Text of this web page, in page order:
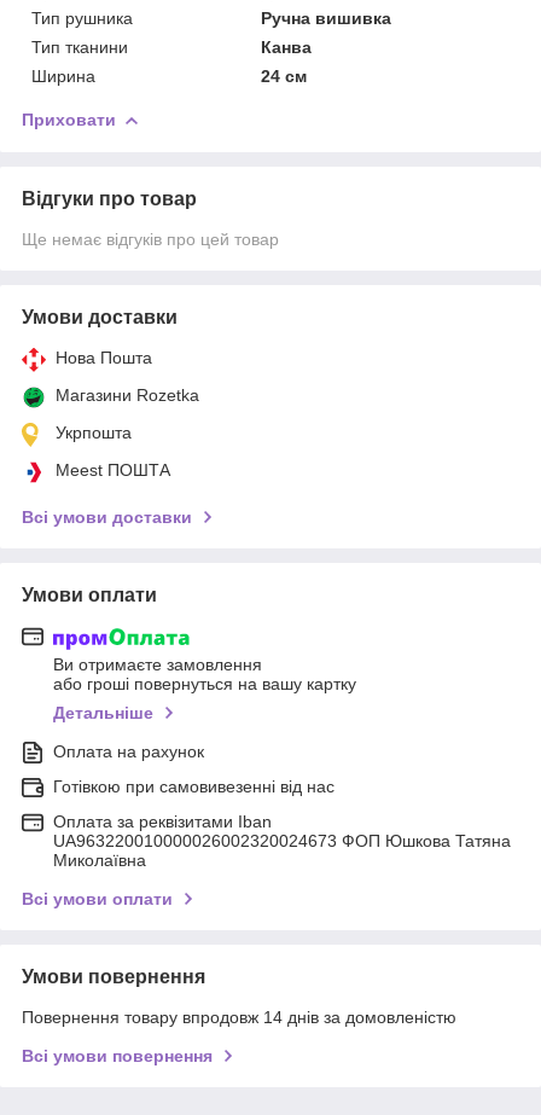
Тип рушника
Ручна вишивка
Тип тканини
Канва
Ширина
24 см
Приховати
Відгуки про товар
Ще немає відгуків про цей товар
Умови доставки
Нова Пошта
Магазини Rozetka
Укрпошта
Meest ПОШТА
Всі умови доставки
Умови оплати
Ви отримаєте замовлення
або гроші повернуться на вашу картку
Детальніше
Оплата на рахунок
Готівкою при самовивезенні від нас
Оплата за реквізитами Iban
UA963220010000026002320024673 ФОП Юшкова Татяна
Миколаївна
Всі умови оплати
Умови повернення
Повернення товару впродовж 14 днів за домовленістю
Всі умови повернення